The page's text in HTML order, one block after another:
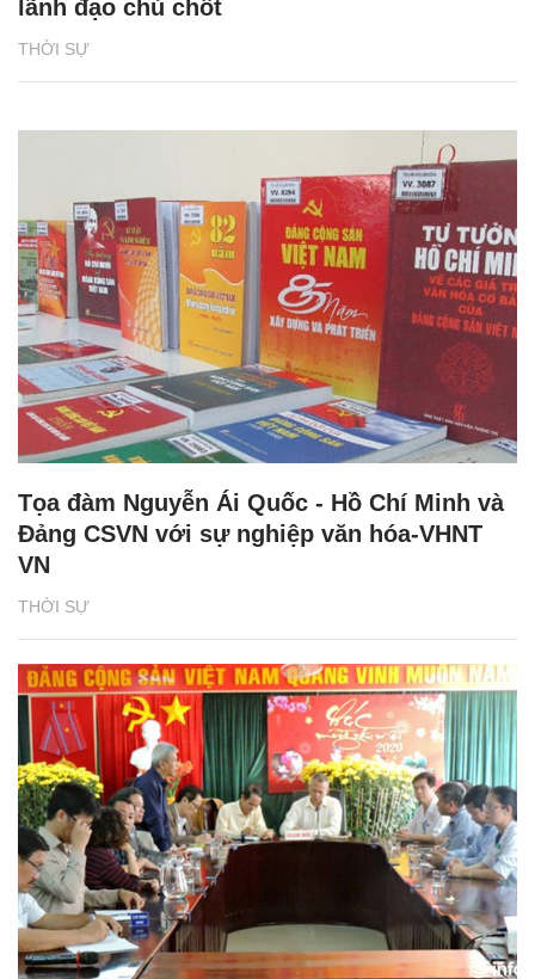
THỜI SỰ
lãnh đạo chủ chốt
THỜI SỰ
Tọa đàm Nguyễn Ái Quốc - Hồ Chí Minh và
Đảng CSVN với sự nghiệp văn hóa-VHNT
VN